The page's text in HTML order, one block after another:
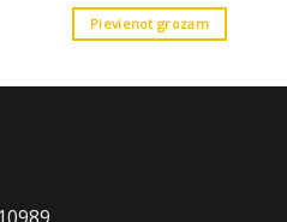
214.00 €.
Pievienot grozam